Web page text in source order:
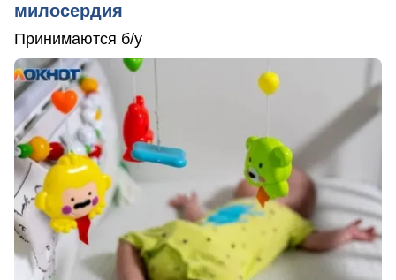
милосердия
Принимаются б/у